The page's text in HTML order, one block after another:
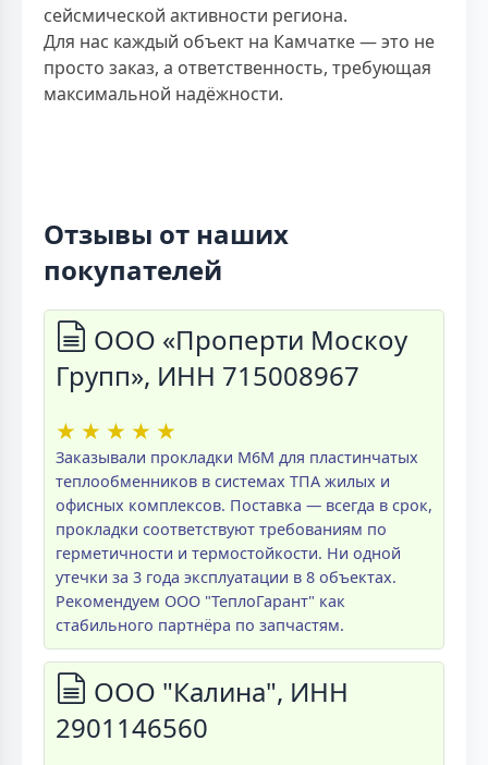
сейсмической активности региона.
Для нас каждый объект на Камчатке — это не
просто заказ, а ответственность, требующая
максимальной надёжности.
Отзывы от наших
покупателей
ООО «Проперти Москоу
Групп», ИНН 715008967
★ ★ ★ ★ ★
Заказывали прокладки M6M для пластинчатых
теплообменников в системах ТПА жилых и
офисных комплексов. Поставка — всегда в срок,
прокладки соответствуют требованиям по
герметичности и термостойкости. Ни одной
утечки за 3 года эксплуатации в 8 объектах.
Рекомендуем ООО "ТеплоГарант" как
стабильного партнёра по запчастям.
ООО "Калина", ИНН
2901146560